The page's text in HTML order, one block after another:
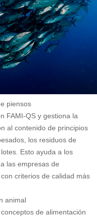
piensos
FAMI-QS y gestiona la
al contenido de principios
los residuos de
Esto ayuda a los
las empresas de
criterios de calidad más
animal
de alimentación